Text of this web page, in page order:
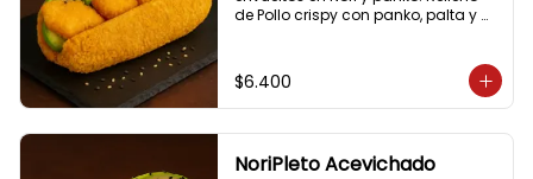
de Pollo crispy con panko, palta y
$6.400
NoriPleto Acevichado